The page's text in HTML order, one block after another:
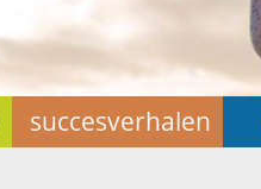
succesverhalen